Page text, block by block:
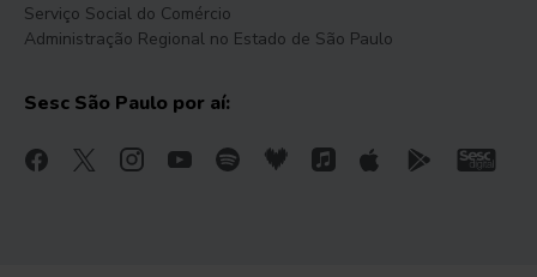
Serviço Social do Comércio
Administração Regional no Estado de São Paulo
Sesc São Paulo por aí: